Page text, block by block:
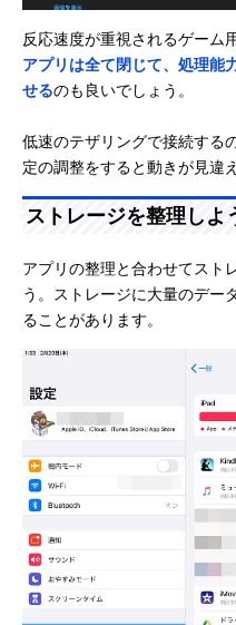
反応速度が重視されるゲーム
アプリは全て閉じて、処理能
せるのも良いでしょう。
低速のテザリングで接続する
定の調整をすると動きが見違
ストレージを整理しよ
アプリの整理と合わせてスト
う。ストレージに大量のデー
ることがあります。